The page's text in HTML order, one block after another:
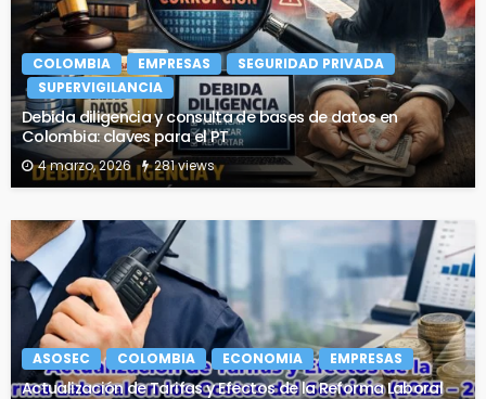
COLOMBIA EMPRESAS
SEGURIDAD PRIVADA
SUPERVIGILANCIA
Debida diligencia y consulta de bases de datos en
Colombia: claves para el PT
4 marzo, 2026 281 views
ASOSEC COLOMBIA ECONOMIA EMPRESAS
Actualización de Tarifas y Efectos de la Reforma Laboral